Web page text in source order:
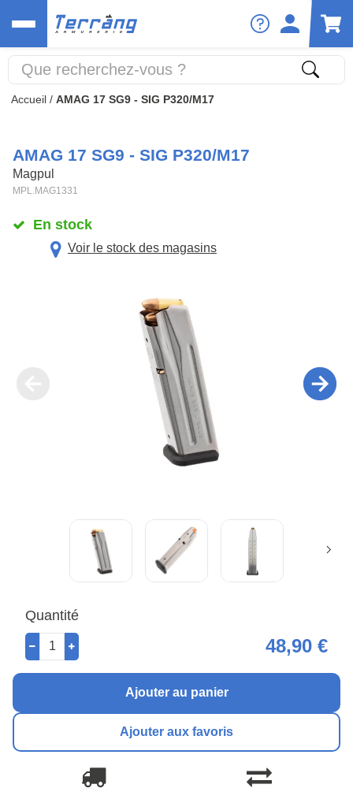
Accueil / AMAG 17 SG9 - SIG P320/M17
AMAG 17 SG9 - SIG P320/M17
Magpul
MPL.MAG1331
En stock
Voir le stock des magasins
Quantité
48,90 €
Ajouter au panier
Ajouter aux favoris